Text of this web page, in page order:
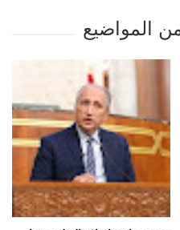
المواضيع